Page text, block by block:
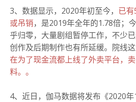
3、数据显示，2020年初至今， 已
或吊销，是2019年全年的1.78倍；
乎归零，大量剧组暂停工作，不少
创作及后期制作也有所延缓。院线这
在为了现金流都上线了外卖平台，
料。。
4、近日，伽马数据将发布《2020